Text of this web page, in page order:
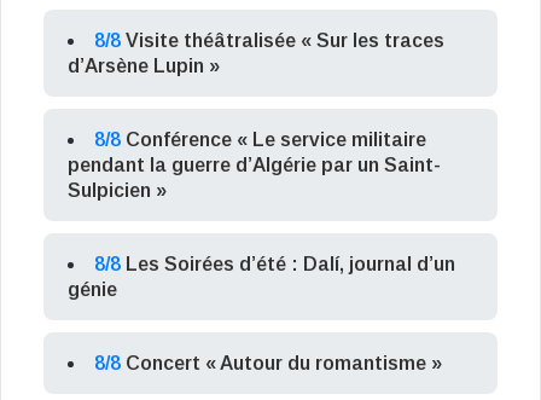
8/8 Visite théâtralisée « Sur les traces
d’Arsène Lupin »
8/8 Conférence « Le service militaire
pendant la guerre d’Algérie par un Saint-
Sulpicien »
8/8 Les Soirées d’été : Dalí, journal d’un
génie
8/8 Concert « Autour du romantisme »